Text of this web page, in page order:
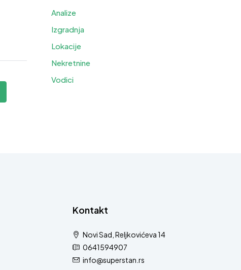
Analize
Izgradnja
Lokacije
Nekretnine
Vodici
Kontakt
Novi Sad, Reljkovićeva 14
0641594907
info@superstan.rs